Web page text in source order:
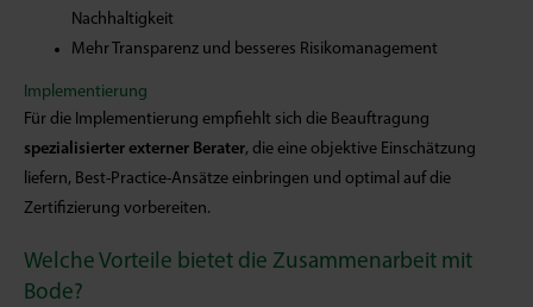
Nachhaltigkeit
Mehr Transparenz und besseres Risikomanagement
Implementierung
Für die Implementierung empfiehlt sich die Beauftragung
spezialisierter externer Berater, die eine objektive Einschätzung
liefern, Best-Practice-Ansätze einbringen und optimal auf die
Zertifizierung vorbereiten.
Welche Vorteile bietet die Zusammenarbeit mit
Bode?